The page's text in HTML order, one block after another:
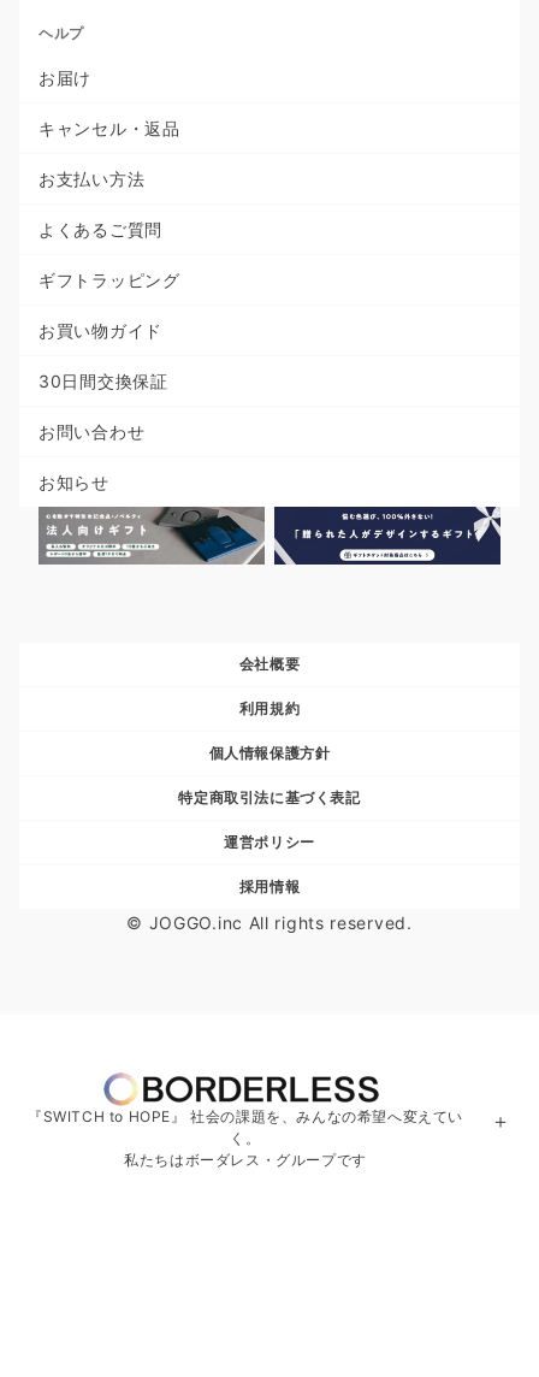
ヘルプ
お届け
キャンセル・返品
お支払い方法
よくあるご質問
ギフトラッピング
お買い物ガイド
30日間交換保証
お問い合わせ
お知らせ
会社概要
利用規約
個人情報保護方針
特定商取引法に基づく表記
運営ポリシー
採用情報
© JOGGO.inc All rights reserved.
『SWITCH to HOPE』 社会の課題を、みんなの希望へ変えてい
く。
私たちはボーダレス・グループです
＋